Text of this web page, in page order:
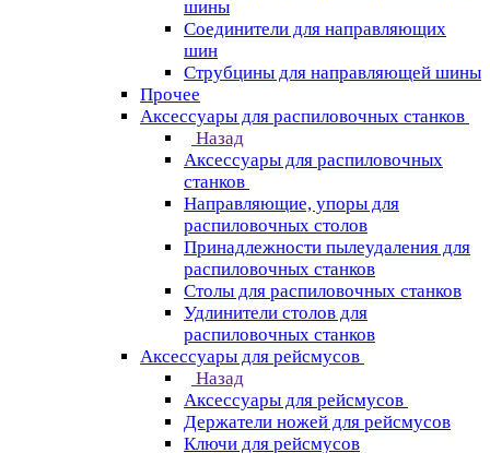
шины
Соединители для направляющих
шин
Струбцины для направляющей шины
Прочее
Аксессуары для распиловочных станков
Назад
Аксессуары для распиловочных
станков
Направляющие, упоры для
распиловочных столов
Принадлежности пылеудаления для
распиловочных станков
Столы для распиловочных станков
Удлинители столов для
распиловочных станков
Аксессуары для рейсмусов
Назад
Аксессуары для рейсмусов
Держатели ножей для рейсмусов
Ключи для рейсмусов